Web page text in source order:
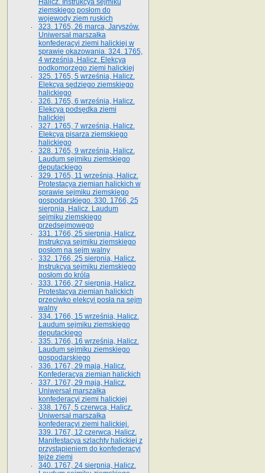
Halicz. Instrukcya sejmiku
ziemskiego posłom do
wojewody ziem ruskich
323. 1765, 26 marca, Jaryszów.
Uniwersał marszałka
konfederacyi ziemi halickiej w
sprawie okazowania. 324. 1765,
4 września, Halicz. Elekcya
podkomorzego ziemi halickiej
325. 1765, 5 września, Halicz.
Elekcya sędziego ziemskiego
halickiego
326. 1765, 6 września, Halicz.
Elekcya podsędka ziemi
halickiej
327. 1765, 7 września, Halicz.
Elekcya pisarza ziemskiego
halickiego
328. 1765, 9 września, Halicz.
Laudum sejmiku ziemskiego
deputackiego
329. 1765, 11 września, Halicz.
Protestacya ziemian halickich w
sprawie sejmiku ziemskiego
gospodarskiego. 330. 1766, 25
sierpnia, Halicz. Laudum
sejmiku ziemskiego
przedsejmowego
331. 1766, 25 sierpnia, Halicz.
Instrukcya sejmiku ziemskiego
posłom na sejm walny
332. 1766, 25 sierpnia, Halicz.
Instrukcya sejmiku ziemskiego
posłom do króla
333. 1766, 27 sierpnia, Halicz.
Protestacya ziemian halickich
przeciwko elekcyi posła na sejm
walny
334. 1766, 15 września, Halicz.
Laudum sejmiku ziemskiego
deputackiego
335. 1766, 16 września, Halicz.
Laudum sejmiku ziemskiego
gospodarskiego
336. 1767, 29 maja, Halicz.
Konfederacya ziemian halickich
337. 1767, 29 maja, Halicz.
Uniwersał marszałka
konfederacyi ziemi halickiej
338. 1767, 5 czerwca, Halicz.
Uniwersał marszałka
konfederacyi ziemi halickiej.
339. 1767, 12 czerwca, Halicz.
Manifestacya szlachty halickiej z
przystąpieniem do konfederacyi
tejże ziemi
340. 1767, 24 sierpnia, Halicz.